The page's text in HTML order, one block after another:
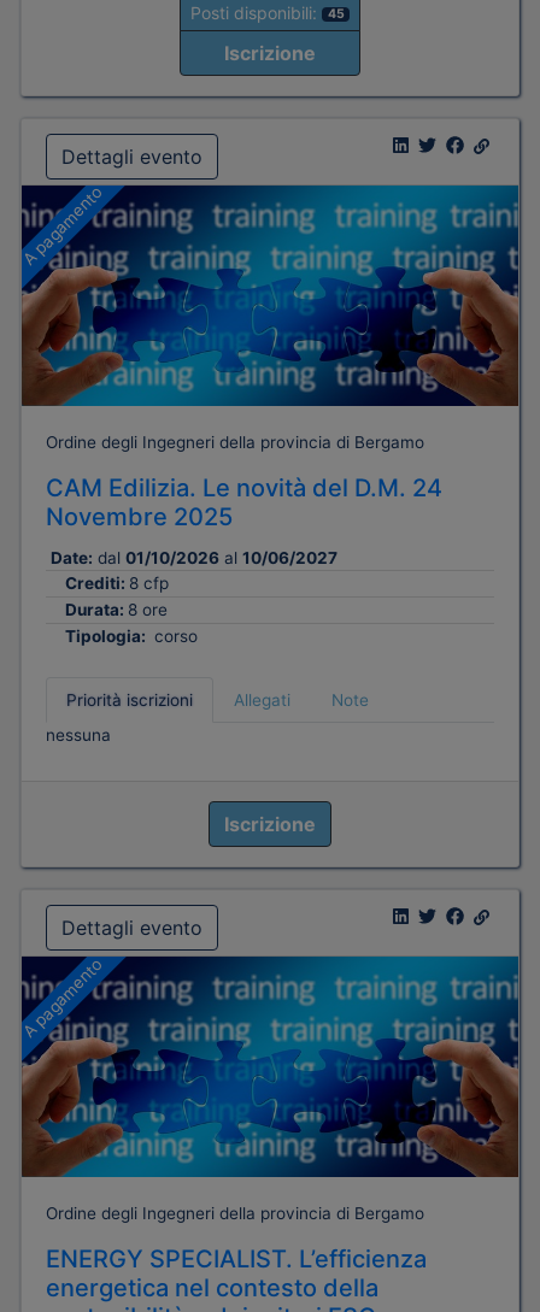
Posti disponibili: 45
Iscrizione
Dettagli evento
A pagamento
Ordine degli Ingegneri della provincia di Bergamo
CAM Edilizia. Le novità del D.M. 24
Novembre 2025
Date: dal 01/10/2026 al 10/06/2027
Crediti: 8 cfp
Durata: 8 ore
Tipologia: corso
Priorità iscrizioni Allegati
Note
nessuna
Iscrizione
Dettagli evento
A pagamento
Ordine degli Ingegneri della provincia di Bergamo
ENERGY SPECIALIST. L’efficienza
energetica nel contesto della